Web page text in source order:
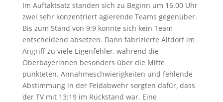
Im Auftaktsatz standen sich zu Beginn um 16.00 Uhr
zwei sehr konzentriert agierende Teams gegenüber.
Bis zum Stand von 9:9 konnte sich kein Team
entscheidend absetzen. Dann fabrizierte Altdorf im
Angriff zu viele Eigenfehler, während die
Oberbayerinnen besonders über die Mitte
punkteten. Annahmeschwierigkeiten und fehlende
Abstimmung in der Feldabwehr sorgten dafür, dass
der TV mit 13:19 im Rückstand war. Eine